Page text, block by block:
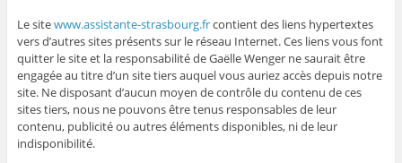
Le sitewww.assistante-strasbourg.frcontient des liens hypertextes
vers d’autres sites présents sur le réseau Internet. Ces liens vous font
quitter le site et la responsabilité de Gaëlle Wenger ne saurait être
engagée au titre d’un site tiers auquel vous auriez accès depuis notre
site. Ne disposant d’aucun moyen de contrôle du contenu de ces
sites tiers, nous ne pouvons être tenus responsables de leur
contenu, publicité ou autres éléments disponibles, ni de leur
indisponibilité.